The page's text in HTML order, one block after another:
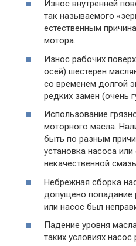
Износ внутренней
так называемого
естественным
мотора.
Износ рабочих
осей) шестерен
со временем долгой
редких замен (очень
Использование
моторного масла.
быть по разным
установка насоса
некачественной
Небрежная сборка
допущено попадание
или насос был
Падение уровня
таких условиях